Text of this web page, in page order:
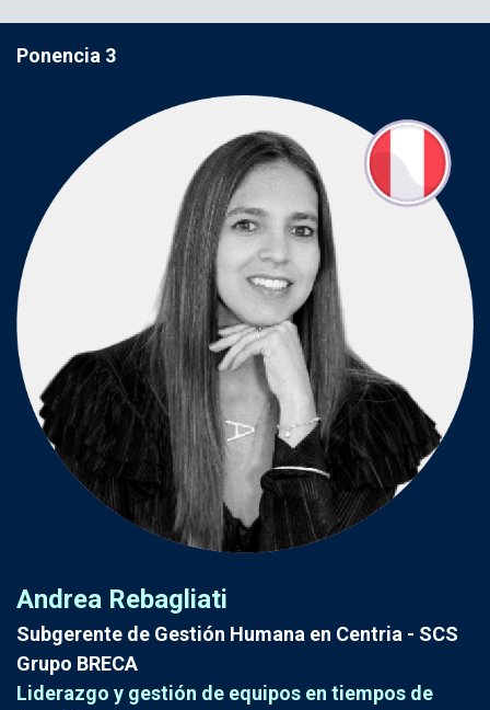
Ponencia 3
Andrea Rebagliati
Subgerente de Gestión Humana en Centria - SCS
Grupo BRECA
Liderazgo y gestión de equipos en tiempos de